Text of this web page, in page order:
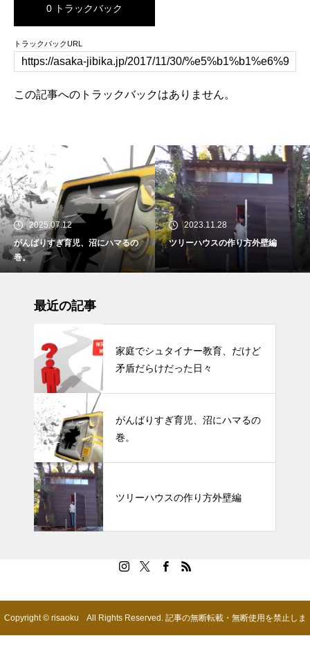
0 トラックバック
トラックバックURL
この記事へのトラックバックはありません。
2025.07.12
がんばりすぎ育児、沼にハマるの
巻。
2023.11.28
ツリーハウスの作り方外壁編
最近の記事
家庭でシュタイナー教育、だけど
矛盾だらけだった日々
がんばりすぎ育児、沼にハマるの
巻。
ツリーハウスの作り方外壁編
Copyright © risaoku All Rights Reserved. 記事の無断転載・無断使用を禁止しま